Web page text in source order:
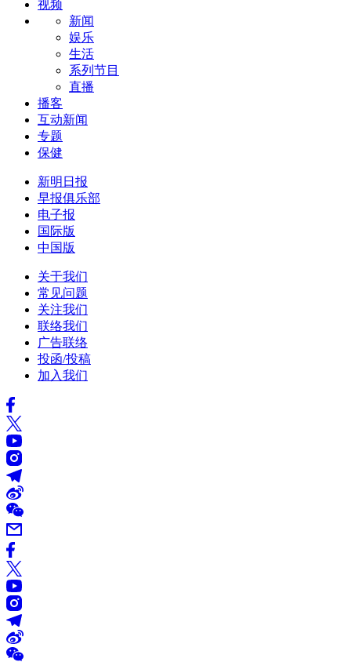
视频
新闻
娱乐
生活
系列节目
直播
播客
互动新闻
专题
保健
新明日报
早报俱乐部
电子报
国际版
中国版
关于我们
常见问题
关注我们
联络我们
广告联络
投函/投稿
加入我们